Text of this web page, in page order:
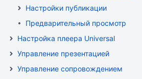
Настройки публикации
Предварительный просмотр
Настройка плеера Universal
Управление презентацией
Управление сопровождением